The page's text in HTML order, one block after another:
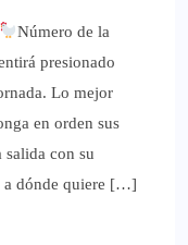
Número de la
presionado
Lo mejor
en orden sus
salida con su
a dónde quiere […]